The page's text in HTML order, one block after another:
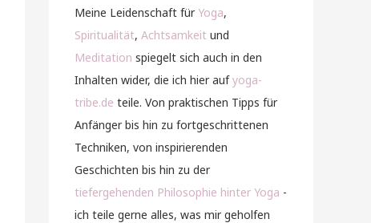
Meine Leidenschaft für Yoga,
Spiritualität, Achtsamkeit und
Meditation spiegelt sich auch in den
Inhalten wider, die ich hier aufyoga-
tribe.de teile. Von praktischen Tipps für
Anfänger bis hin zu fortgeschrittenen
Techniken, von inspirierenden
Geschichten bis hin zu der
tiefergehenden Philosophie hinter Yoga -
ich teile gerne alles, was mir geholfen